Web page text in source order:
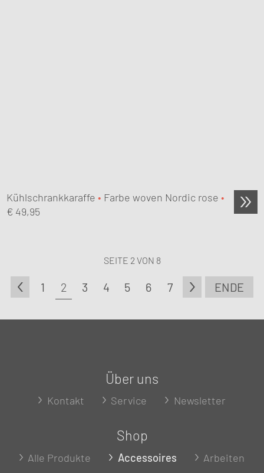
Kühlschrankkaraffe • Farbe woven Nordic rose •
€ 49,95
SEITE 2 VON 8
1 2 3 4 5 6 7 ENDE
Über uns
Kontakt Service Newsletter
Shop
Alle Produkte Accessoires
Arbeiten